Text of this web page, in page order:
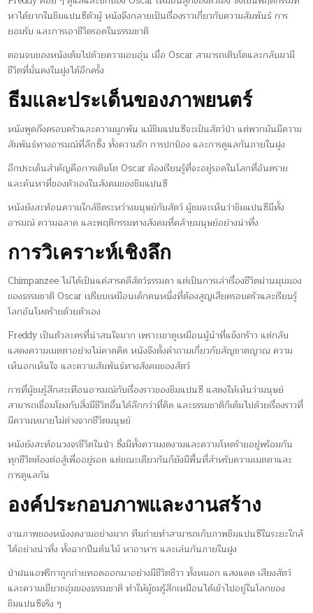
หาได้ยากในชิมแปนซีตัวผู้ หนังจึงกลายเป็นเรื่องราวเกี่ยวกับความสัมพันธ์ การ
ยอมรับ และการเอาชีวิตรอดในธรรมชาติ
ตอนจบของหนังเต็มไปด้วยความอบอุ่น เมื่อ Oscar สามารถเติบโตและกลับมามี
ชีวิตที่มั่นคงในฝูงได้อีกครั้ง
ธีมและประเด็นของภาพยนตร์
หนังพูดถึงครอบครัวและความผูกพัน แม้ชิมแปนซีจะเป็นสัตว์ป่า แต่พวกมันมีความ
สัมพันธ์ทางอารมณ์ที่ลึกซึ้ง ทั้งความรัก การปกป้อง และการดูแลกันภายในฝูง
อีกประเด็นสำคัญคือการเติบโต Oscar ต้องเรียนรู้ที่จะอยู่รอดในโลกที่อันตราย
และค้นหาที่ของตัวเองในสังคมของชิมแปนซี
หนังยังสะท้อนความใกล้ชิดระหว่างมนุษย์กับสัตว์ ผู้ชมจะเห็นว่าชิมแปนซีมีทั้ง
อารมณ์ ความฉลาด และพฤติกรรมทางสังคมที่คล้ายมนุษย์อย่างน่าทึ่ง
การวิเคราะห์เชิงลึก
Chimpanzee ไม่ได้เป็นแค่สารคดีสัตว์ธรรมดา แต่เป็นการเล่าเรื่องชีวิตผ่านมุมมอง
ของธรรมชาติ Oscar เปรียบเหมือนเด็กคนหนึ่งที่ต้องสูญเสียครอบครัวและเรียนรู้
โลกอันโหดร้ายด้วยตัวเอง
Freddy เป็นตัวละครที่น่าสนใจมาก เพราะเขาดูเหมือนผู้นำที่แข็งกร้าว แต่กลับ
แสดงความเมตตาอย่างไม่คาดคิด หนังจึงตั้งคำถามเกี่ยวกับสัญชาตญาณ ความ
เห็นอกเห็นใจ และความสัมพันธ์ทางสังคมของสัตว์
การที่ผู้ชมรู้สึกสะเทือนอารมณ์กับเรื่องราวของชิมแปนซี แสดงให้เห็นว่ามนุษย์
สามารถเชื่อมโยงกับสิ่งมีชีวิตอื่นได้ลึกกว่าที่คิด และธรรมชาติก็เต็มไปด้วยเรื่องราวที่
มีความหมายไม่ต่างจากชีวิตมนุษย์
หนังยังสะท้อนวงจรชีวิตในป่า ซึ่งมีทั้งความงดงามและความโหดร้ายอยู่พร้อมกัน
ทุกชีวิตต้องต่อสู้เพื่ออยู่รอด แต่ขณะเดียวกันก็ยังมีพื้นที่สำหรับความเมตตาและ
การดูแลกัน
องค์ประกอบภาพและงานสร้าง
งานภาพของหนังงดงามอย่างมาก ทีมถ่ายทำสามารถเก็บภาพชิมแปนซีในระยะใกล้
ได้อย่างน่าทึ่ง ทั้งฉากปีนต้นไม้ หาอาหาร และเล่นกันภายในฝูง
ป่าฝนแอฟริกาถูกถ่ายทอดออกมาอย่างมีชีวิตชีวา ทั้งหมอก แสงแดด เสียงสัตว์
และความเขียวชอุ่มของธรรมชาติ ทำให้ผู้ชมรู้สึกเหมือนได้เข้าไปอยู่ในโลกของ
ชิมแปนซีจริง ๆ